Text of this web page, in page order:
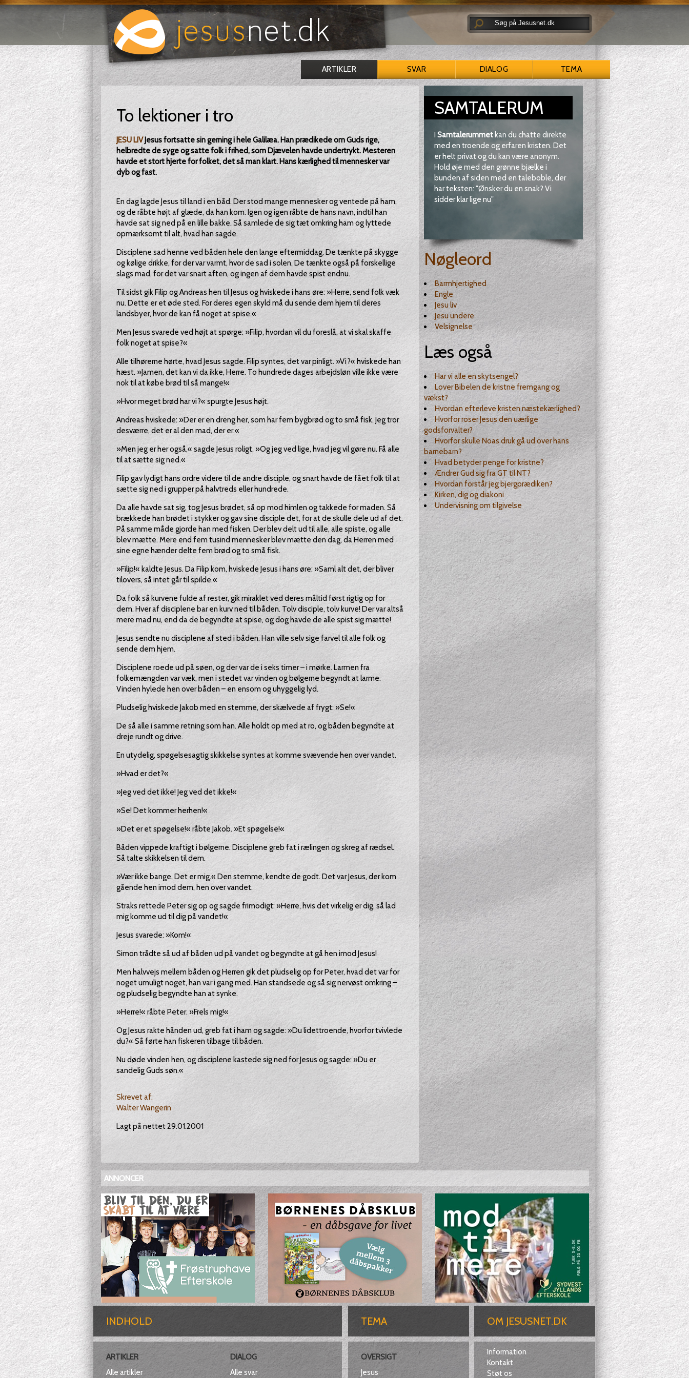
ARTIKLER SVAR DIALOG TEMA
To lektioner i tro
JESU LIVJesus fortsatte sin gerning i hele Galilæa. Han prædikede om Guds rige,
helbredte de syge og satte folk i frihed, som Djævelen havde undertrykt. Mesteren
havde et stort hjerte for folket, det så man klart. Hans kærlighed til mennesker var
dyb og fast.
En dag lagde Jesus til land i en båd. Der stod mange mennesker og ventede på ham,
og de råbte højt af glæde, da han kom. Igen og igen råbte de hans navn, indtil han
havde sat sig ned på en lille bakke. Så samlede de sig tæt omkring ham og lyttede
opmærksomt til alt, hvad han sagde.
Disciplene sad henne ved båden hele den lange eftermiddag. De tænkte på skygge
og kølige drikke, for der var varmt, hvor de sad i solen. De tænkte også på forskellige
slags mad, for det var snart aften, og ingen af dem havde spist endnu.
Til sidst gik Filip og Andreas hen til Jesus og hviskede i hans øre: »Herre, send folk væk
nu. Dette er et øde sted. For deres egen skyld må du sende dem hjem til deres
landsbyer, hvor de kan få noget at spise.«
Men Jesus svarede ved højt at spørge: »Filip, hvordan vil du foreslå, at vi skal skaffe
folk noget at spise?«
Alle tilhørerne hørte, hvad Jesus sagde. Filip syntes, det var pinligt. »Vi?« hviskede han
hæst. »Jamen, det kan vi da ikke, Herre. To hundrede dages arbejdsløn ville ikke være
nok til at købe brød til så mange!«
»Hvor meget brød har vi?« spurgte Jesus højt.
Andreas hviskede: »Der er en dreng her, som har fem bygbrød og to små fisk. Jeg tror
desværre, det er al den mad, der er.«
»Men jeg er her også,« sagde Jesus roligt. »Og jeg ved lige, hvad jeg vil gøre nu. Få alle
til at sætte sig ned.«
Filip gav lydigt hans ordre videre til de andre disciple, og snart havde de fået folk til at
sætte sig ned i grupper på halvtreds eller hundrede.
Da alle havde sat sig, tog Jesus brødet, så op mod himlen og takkede for maden. Så
brækkede han brødet i stykker og gav sine disciple det, for at de skulle dele ud af det.
På samme måde gjorde han med fisken. Der blev delt ud til alle, alle spiste, og alle
blev mætte. Mere end fem tusind mennesker blev mætte den dag, da Herren med
sine egne hænder delte fem brød og to små fisk.
»Filip!« kaldte Jesus. Da Filip kom, hviskede Jesus i hans øre: »Saml alt det, der bliver
tilovers, så intet går til spilde.«
Da folk så kurvene fulde af rester, gik miraklet ved deres måltid først rigtig op for
dem. Hver af disciplene bar en kurv ned til båden. Tolv disciple, tolv kurve! Der var altså
mere mad nu, end da de begyndte at spise, og dog havde de alle spist sig mætte!
Jesus sendte nu disciplene af sted i båden. Han ville selv sige farvel til alle folk og
sende dem hjem.
Disciplene roede ud på søen, og der var de i seks timer – i mørke. Larmen fra
folkemængden var væk, men i stedet var vinden og bølgerne begyndt at larme.
Vinden hylede hen over båden – en ensom og uhyggelig lyd.
Pludselig hviskede Jakob med en stemme, der skælvede af frygt: »Se!«
De så alle i samme retning som han. Alle holdt op med at ro, og båden begyndte at
dreje rundt og drive.
En utydelig, spøgelsesagtig skikkelse syntes at komme svævende hen over vandet.
»Hvad er det?«
»Jeg ved det ikke! Jeg ved det ikke!«
»Se! Det kommer herhen!«
»Det er et spøgelse!« råbte Jakob. »Et spøgelse!«
Båden vippede kraftigt i bølgerne. Disciplene greb fat i rælingen og skreg af rædsel.
Så talte skikkelsen til dem.
»Vær ikke bange. Det er mig.« Den stemme, kendte de godt. Det var Jesus, der kom
gående hen imod dem, hen over vandet.
Straks rettede Peter sig op og sagde frimodigt: »Herre, hvis det virkelig er dig, så lad
mig komme ud til dig på vandet!«
Jesus svarede: »Kom!«
Simon trådte så ud af båden ud på vandet og begyndte at gå hen imod Jesus!
Men halvvejs mellem båden og Herren gik det pludselig op for Peter, hvad det var for
noget umuligt noget, han var i gang med. Han standsede og så sig nervøst omkring –
og pludselig begyndte han at synke.
»Herre!« råbte Peter. »Frels mig!«
Og Jesus rakte hånden ud, greb fat i ham og sagde: »Du lidettroende, hvorfor tvivlede
du?« Så førte han fiskeren tilbage til båden.
Nu døde vinden hen, og disciplene kastede sig ned for Jesus og sagde: »Du er
sandelig Guds søn.«
Skrevet af:
Walter Wangerin
Lagt på nettet 29.01.2001
SAMTALERUM
I Samtalerummetkan du chatte direkte
med en troende og erfaren kristen. Det
er helt privat og du kan være anonym.
Hold øje med den grønne bjælke i
bunden af siden med en taleboble, der
har teksten: "Ønsker du en snak? Vi
sidder klar lige nu"
Nøgleord
Barmhjertighed
Engle
Jesu liv
Jesu undere
Velsignelse
Læs også
Har vi alle en skytsengel?
Lover Bibelen de kristne fremgang og
vækst?
Hvordan efterleve kristen næstekærlighed?
Hvorfor roser Jesus den uærlige
godsforvalter?
Hvorfor skulle Noas druk gå ud over hans
barnebarn?
Hvad betyder penge for kristne?
Ændrer Gud sig fra GT til NT?
Hvordan forstår jeg bjergprædiken?
Kirken, dig og diakoni
Undervisning om tilgivelse
ANNONCER
INDHOLD
ARTIKLER
Alle artikler
DIALOG
Alle svar
TEMA
OVERSIGT
Jesus
OM JESUSNET.DK
Information
Kontakt
Støt os